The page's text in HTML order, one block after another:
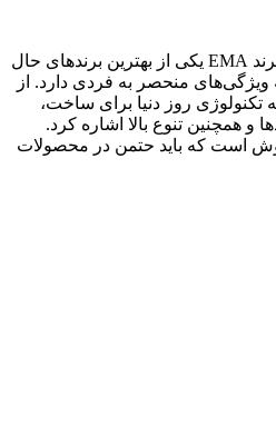
همانطور که مشاهده می‌کنید برند EMA یکی از بهترین برندهای حال
منحصر به فردی دارد. از
تکنولوژی روز دنیا برای ساخت،
و همچنین تنوع بالا اشاره کرد.
است که باید حتمن در محصولات